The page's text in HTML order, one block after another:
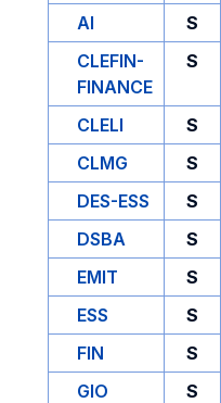
AI
S
CLEFIN-
FINANCE
S
CLELI S
CLMG
S
DES-ESS
S
DSBA
S
EMIT
S
ESS
S
FIN
S
GIO
S